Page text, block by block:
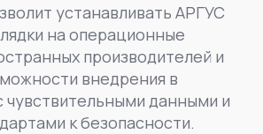
устанавливать АРГУС
на операционные
производителей и
внедрения в
чувствительными данными и
к безопасности.